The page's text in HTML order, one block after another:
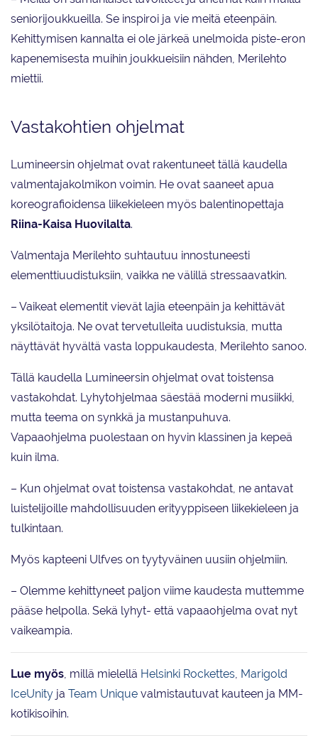
seniorijoukkueilla. Se inspiroi ja vie meitä eteenpäin.
Kehittymisen kannalta ei ole järkeä unelmoida piste-eron
kapenemisesta muihin joukkueisiin nähden, Merilehto
miettii.
Vastakohtien ohjelmat
Lumineersin ohjelmat ovat rakentuneet tällä kaudella
valmentajakolmikon voimin. He ovat saaneet apua
koreografioidensa liikekieleen myös balentinopettaja
Riina-Kaisa Huovilalta.
Valmentaja Merilehto suhtautuu innostuneesti
elementtiuudistuksiin, vaikka ne välillä stressaavatkin.
– Vaikeat elementit vievät lajia eteenpäin ja kehittävät
yksilötaitoja. Ne ovat tervetulleita uudistuksia, mutta
näyttävät hyvältä vasta loppukaudesta, Merilehto sanoo.
Tällä kaudella Lumineersin ohjelmat ovat toistensa
vastakohdat. Lyhytohjelmaa säestää moderni musiikki,
mutta teema on synkkä ja mustanpuhuva.
Vapaaohjelma puolestaan on hyvin klassinen ja kepeä
kuin ilma.
– Kun ohjelmat ovat toistensa vastakohdat, ne antavat
luistelijoille mahdollisuuden erityyppiseen liikekieleen ja
tulkintaan.
Myös kapteeni Ulfves on tyytyväinen uusiin ohjelmiin.
– Olemme kehittyneet paljon viime kaudesta muttemme
pääse helpolla. Sekä lyhyt- että vapaaohjelma ovat nyt
vaikeampia.
Lue myös, millä mielellä Helsinki Rockettes, Marigold
IceUnity ja Team Unique valmistautuvat kauteen ja MM-
kotikisoihin.